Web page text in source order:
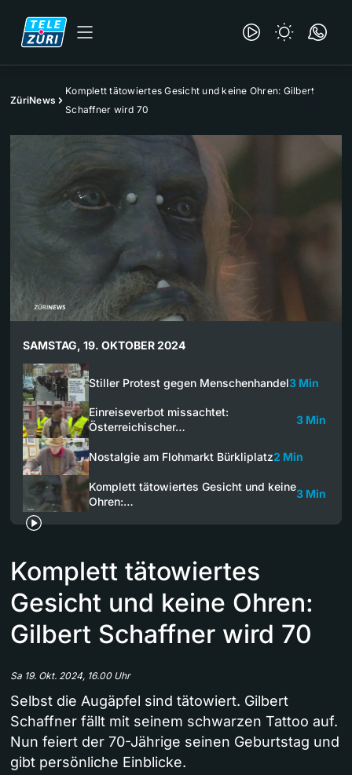
ZüriNews
Komplett tätowiertes Gesicht und keine Ohren: Gilbert
Schaffner wird 70
SAMSTAG, 19. OKTOBER 2024
Stiller Protest gegen Menschenhandel3 Min
Einreiseverbot missachtet:
Österreichischer…
3 Min
Nostalgie am Flohmarkt Bürkliplatz2 Min
Komplett tätowiertes Gesicht und keine
Ohren:…
3 Min
Komplett tätowiertes
Gesicht und keine Ohren:
Gilbert Schaffner wird 70
Sa 19. Okt. 2024, 16.00 Uhr
Selbst die Augäpfel sind tätowiert. Gilbert
Schaffner fällt mit seinem schwarzen Tattoo auf.
Nun feiert der 70-Jährige seinen Geburtstag und
gibt persönliche Einblicke.